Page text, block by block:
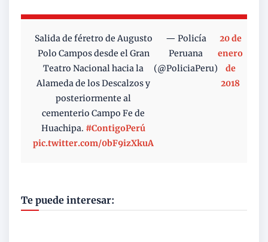
Salida de féretro de Augusto
Polo Campos desde el Gran
Teatro Nacional hacia la
Alameda de los Descalzos y
posteriormente al
cementerio Campo Fe de
Huachipa. #ContigoPerú
pic.twitter.com/0bF9izXkuA
— Policía
Peruana
(@PoliciaPeru)
20 de
enero
de
2018
Te puede interesar: